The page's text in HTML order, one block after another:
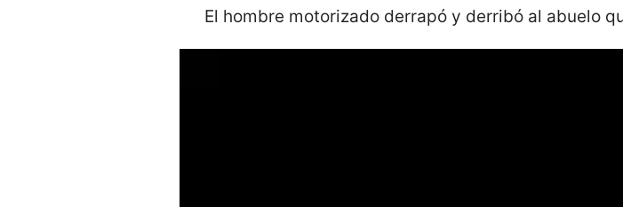
El hombre motorizado derrapó y derribó al abuelo